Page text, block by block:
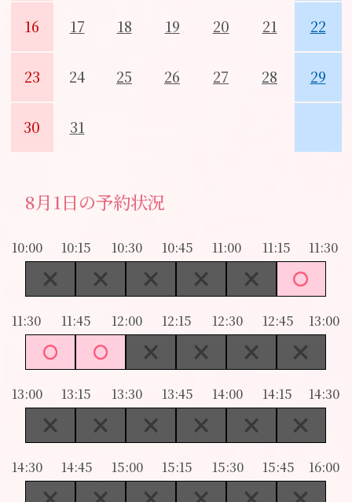
16 17 18 19 20 21 22
23 24 25 26 27 28 29
30 31
8月1日の予約状況
10:00 10:15 10:30 10:45 11:00 11:15 11:30
11:30 11:45 12:00 12:15 12:30 12:45 13:00
13:00 13:15 13:30 13:45 14:00 14:15 14:30
14:30 14:45 15:00 15:15 15:30 15:45 16:00